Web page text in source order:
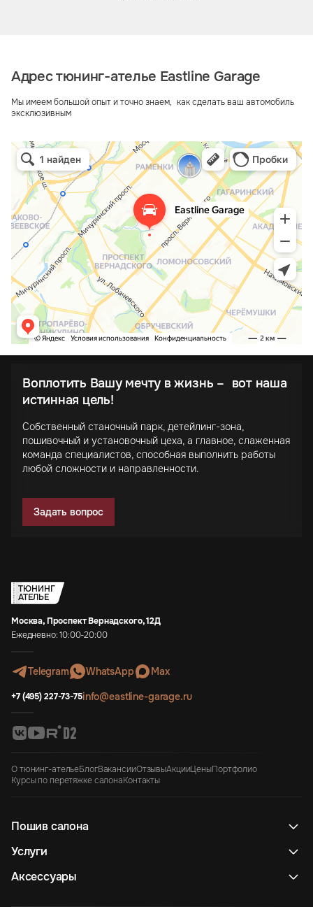
Адрес тюнинг-ателье Eastline Garage
Мы имеем большой опыт и точно знаем, как сделать ваш автомобиль
эксклюзивным
Воплотить Вашу мечту в жизнь – вот наша
истинная цель!
Собственный станочный парк, детейлинг-зона,
пошивочный и установочный цеха, а главное, слаженная
команда специалистов, способная выполнить работы
любой сложности и направленности.
Задать вопрос
ТЮНИНГ
АТЕЛЬЕ
Москва, Проспект Вернадского, 12Д
Ежедневно: 10:00-20:00
Telegram WhatsApp Max
+7 (495) 227-73-75info@eastline-garage.ru
О тюнинг-ательеБлогВакансииОтзывыАкцииЦеныПортфолио
Курсы по перетяжке салонаКонтакты
Пошив салона
Услуги
Аксессуары